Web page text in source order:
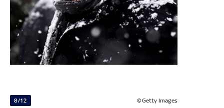
8/12 ©Getty Images